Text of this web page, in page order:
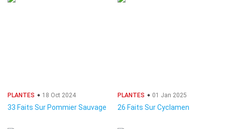
PLANTES 18 Oct 2024
33 Faits Sur Pommier Sauvage
PLANTES 01 Jan 2025
26 Faits Sur Cyclamen